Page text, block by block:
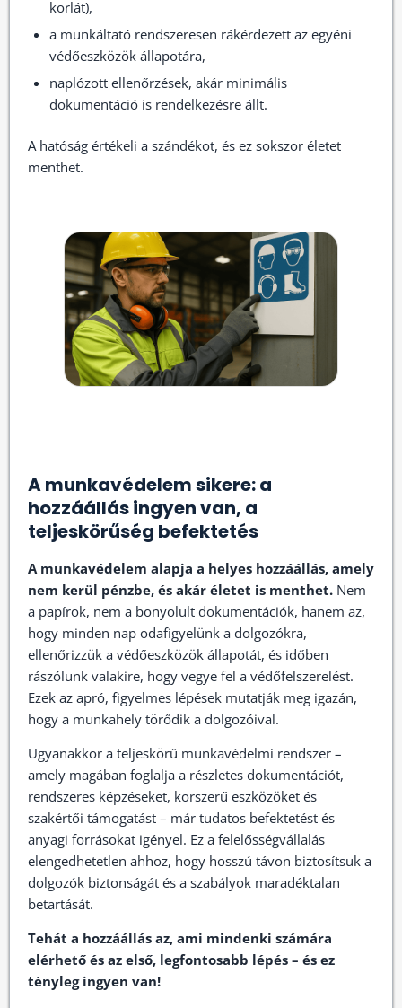
korlát),
a munkáltató rendszeresen rákérdezett az egyéni
védőeszközök állapotára,
naplózott ellenőrzések, akár minimális
dokumentáció is rendelkezésre állt.
A hatóság értékeli a szándékot, és ez sokszor életet
menthet.
A munkavédelem sikere: a
hozzáállás ingyen van, a
teljeskörűség befektetés
A munkavédelem alapja a helyes hozzáállás, amely
nem kerül pénzbe, és akár életet is menthet. Nem
a papírok, nem a bonyolult dokumentációk, hanem az,
hogy minden nap odafigyelünk a dolgozókra,
ellenőrizzük a védőeszközök állapotát, és időben
rászólunk valakire, hogy vegye fel a védőfelszerelést.
Ezek az apró, figyelmes lépések mutatják meg igazán,
hogy a munkahely törődik a dolgozóival.
Ugyanakkor a teljeskörű munkavédelmi rendszer –
amely magában foglalja a részletes dokumentációt,
rendszeres képzéseket, korszerű eszközöket és
szakértői támogatást – már tudatos befektetést és
anyagi forrásokat igényel. Ez a felelősségvállalás
elengedhetetlen ahhoz, hogy hosszú távon biztosítsuk a
dolgozók biztonságát és a szabályok maradéktalan
betartását.
Tehát a hozzáállás az, ami mindenki számára
elérhető és az első, legfontosabb lépés – és ez
tényleg ingyen van!